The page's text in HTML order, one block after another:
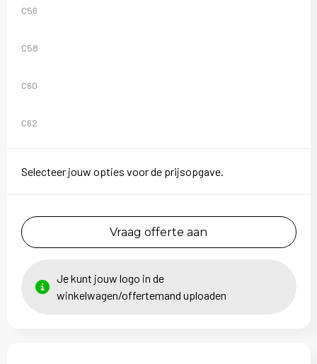
C56
C58
C60
C62
Selecteer jouw opties voor de prijsopgave.
Vraag offerte aan
Je kunt jouw logo in de
winkelwagen/offertemand uploaden